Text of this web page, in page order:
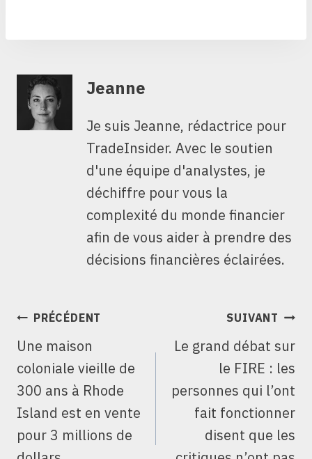
Jeanne
Je suis Jeanne, rédactrice pour
TradeInsider. Avec le soutien
d'une équipe d'analystes, je
déchiffre pour vous la
complexité du monde financier
afin de vous aider à prendre des
décisions financières éclairées.
NAVIGATION
L’ARTICLE
PRÉCÉDENT
Une maison
coloniale vieille de
300 ans à Rhode
Island est en vente
pour 3 millions de
SUIVANT
Le grand débat sur
le FIRE : les
personnes qui l’ont
fait fonctionner
disent que les